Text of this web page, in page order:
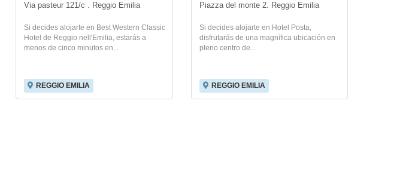
Via pasteur 121/c . Reggio Emilia
Si decides alojarte en Best Western Classic
Hotel de Reggio nell'Emilia, estarás a
menos de cinco minutos en...
REGGIO EMILIA
Piazza del monte 2. Reggio Emilia
Si decides alojarte en Hotel Posta,
disfrutarás de una magnífica ubicación en
pleno centro de...
REGGIO EMILIA